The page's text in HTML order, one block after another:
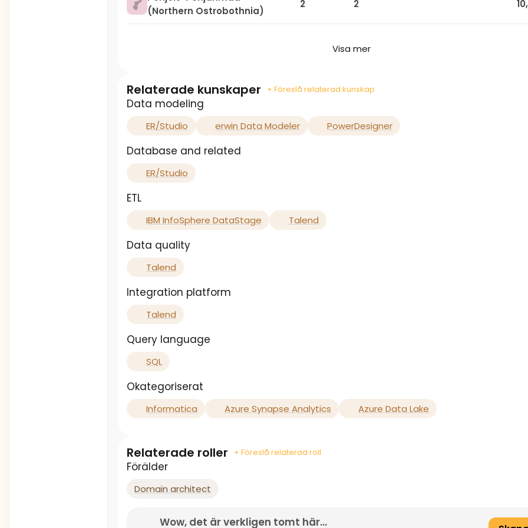
(Northern Ostrobothnia)
2 2
Visa mer
Relaterade kunskaper + Föreslå relaterad kunskap
Data modeling
ER/Studio erwin Data Modeler PowerDesigner
Database and related
ER/Studio
ETL
IBM InfoSphere DataStage Talend
Data quality
Talend
Integration platform
Talend
Query language
SQL
Okategoriserat
Informatica Azure Synapse Analytics Azure Data Lake
Relaterade roller + Föreslå relaterad roll
Förälder
Domain architect
Wow, det är verkligen tomt här...